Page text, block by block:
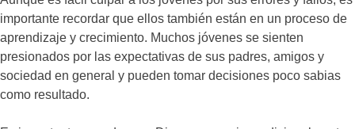
importante recordar que ellos también están en un proceso de
aprendizaje y crecimiento. Muchos jóvenes se sienten
presionados por las expectativas de sus padres, amigos y
sociedad en general y pueden tomar decisiones poco sabias
como resultado.